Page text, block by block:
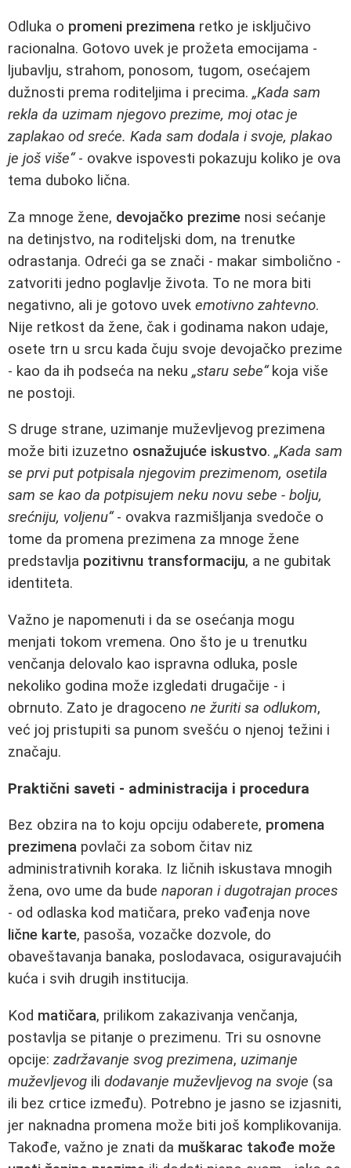
Odluka o promeni prezimena retko je isključivo
racionalna. Gotovo uvek je prožeta emocijama -
ljubavlju, strahom, ponosom, tugom, osećajem
dužnosti prema roditeljima i precima. „Kada sam
rekla da uzimam njegovo prezime, moj otac je
zaplakao od sreće. Kada sam dodala i svoje, plakao
je još više“- ovakve ispovesti pokazuju koliko je ova
tema duboko lična.
Za mnoge žene, devojačko prezime nosi sećanje
na detinjstvo, na roditeljski dom, na trenutke
odrastanja. Odreći ga se znači - makar simbolično -
zatvoriti jedno poglavlje života. To ne mora biti
negativno, ali je gotovo uvek emotivno zahtevno.
Nije retkost da žene, čak i godinama nakon udaje,
osete trn u srcu kada čuju svoje devojačko prezime
- kao da ih podseća na neku „staru sebe“koja više
ne postoji.
S druge strane, uzimanje muževljevog prezimena
može biti izuzetno osnažujuće iskustvo. „Kada sam
se prvi put potpisala njegovim prezimenom, osetila
sam se kao da potpisujem neku novu sebe - bolju,
srećniju, voljenu“- ovakva razmišljanja svedoče o
tome da promena prezimena za mnoge žene
predstavlja pozitivnu transformaciju, a ne gubitak
identiteta.
Važno je napomenuti i da se osećanja mogu
menjati tokom vremena. Ono što je u trenutku
venčanja delovalo kao ispravna odluka, posle
nekoliko godina može izgledati drugačije - i
obrnuto. Zato je dragoceno ne žuriti sa odlukom,
već joj pristupiti sa punom svešću o njenoj težini i
značaju.
Praktični saveti - administracija i procedura
Bez obzira na to koju opciju odaberete, promena
prezimena povlači za sobom čitav niz
administrativnih koraka. Iz ličnih iskustava mnogih
žena, ovo ume da bude naporan i dugotrajan proces
- od odlaska kod matičara, preko vađenja nove
lične karte, pasoša, vozačke dozvole, do
obaveštavanja banaka, poslodavaca, osiguravajućih
kuća i svih drugih institucija.
Kod matičara, prilikom zakazivanja venčanja,
postavlja se pitanje o prezimenu. Tri su osnovne
opcije: zadržavanje svog prezimena, uzimanje
muževljevog ili dodavanje muževljevog na svoje (sa
ili bez crtice između). Potrebno je jasno se izjasniti,
jer naknadna promena može biti još komplikovanija.
Takođe, važno je znati da muškarac takođe može